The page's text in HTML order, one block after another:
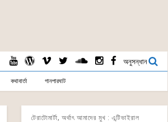
অনুসন্ধান
কথাবার্তা গানপারঘাট
টেরাটোমার্টা, অর্থাৎ আমাদের মুখ : এন্টিভাইরাল